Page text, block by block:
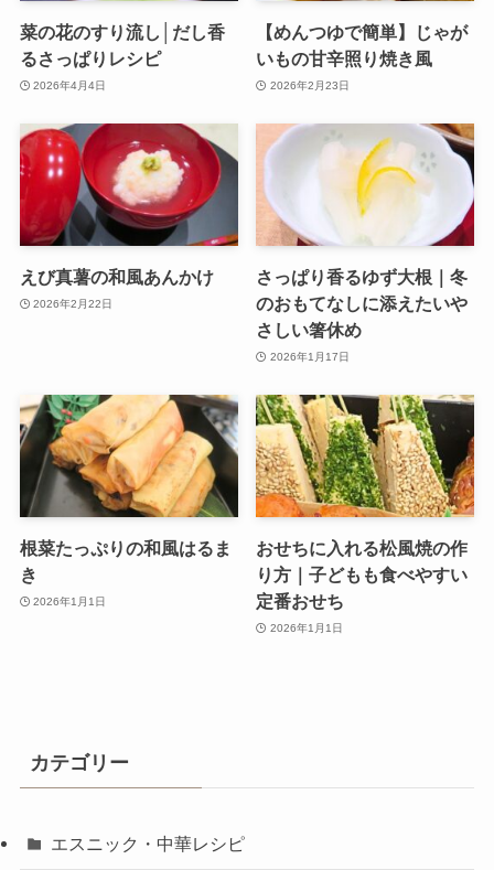
菜の花のすり流し│だし香
るさっぱりレシピ
2026年4月4日
【めんつゆで簡単】じゃが
いもの甘辛照り焼き風
2026年2月23日
えび真薯の和風あんかけ
2026年2月22日
さっぱり香るゆず大根｜冬
のおもてなしに添えたいや
さしい箸休め
2026年1月17日
根菜たっぷりの和風はるま
き
2026年1月1日
おせちに入れる松風焼の作
り方｜子どもも食べやすい
定番おせち
2026年1月1日
カテゴリー
エスニック・中華レシピ